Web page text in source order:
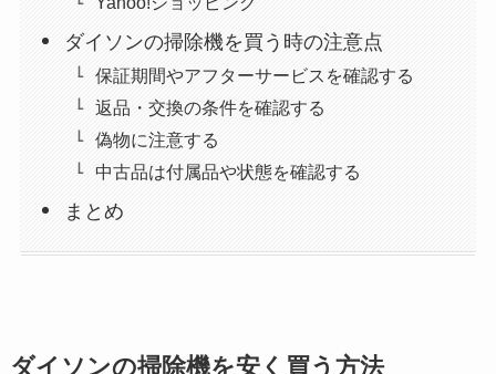
ダイソンの掃除機を買う時の注意点
保証期間やアフターサービスを確認する
返品・交換の条件を確認する
偽物に注意する
中古品は付属品や状態を確認する
まとめ
ダイソンの掃除機を安く買う方法